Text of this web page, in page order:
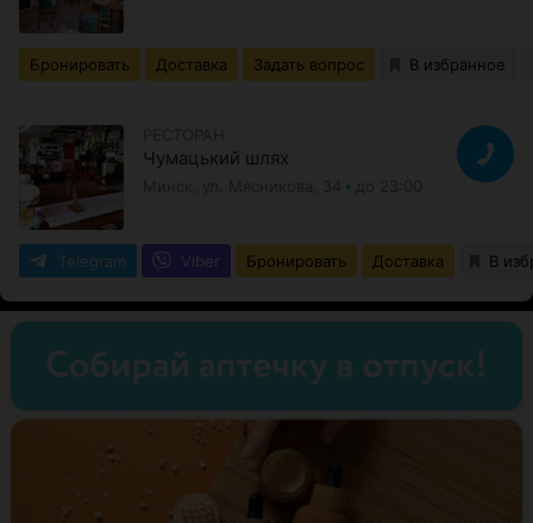
Бронировать Доставка Задать вопрос В избранное
Чумацький шлях
Telegram Viber Бронировать Доставка В